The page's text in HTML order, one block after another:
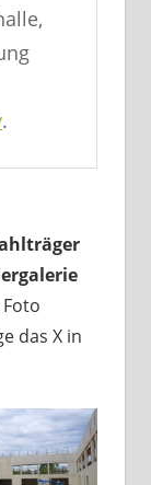
.
das X in